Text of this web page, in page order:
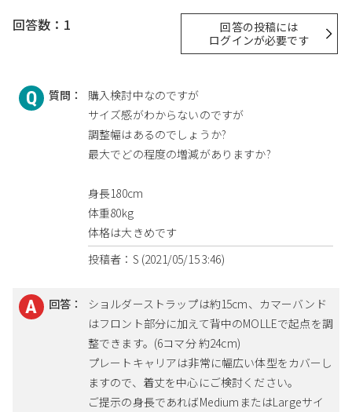
回答数：1
回答の投稿には
ログインが必要です
質問：
購入検討中なのですが
サイズ感がわからないのですが
調整幅はあるのでしょうか?
最大でどの程度の増減がありますか?
身長180cm
体重80kg
体格は大きめです
投稿者：S (2021/05/15 3:46)
回答：
ショルダーストラップは約15cm、カマーバンド
はフロント部分に加えて背中のMOLLEで起点を調
整できます。(6コマ分 約24cm)
プレートキャリアは非常に幅広い体型をカバーし
ますので、着丈を中心にご検討ください。
ご提示の身長であればMediumまたはLargeサイ